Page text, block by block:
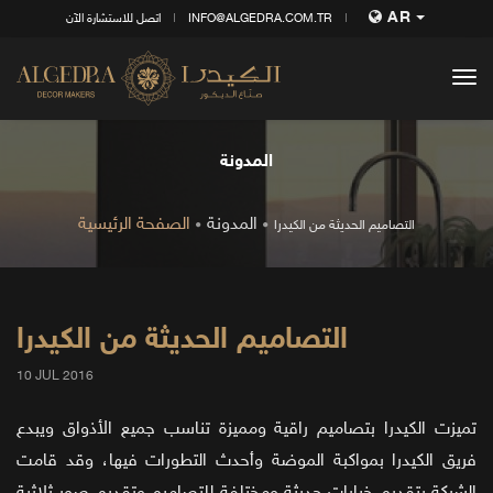
اتصل للاستشارة الآن INFO@ALGEDRA.COM.TR AR
المدونة
الصفحة الرئيسية المدونة التصاميم الحديثة من الكيدرا
التصاميم الحديثة من الكيدرا
10 JUL 2016
تميزت الكيدرا بتصاميم راقية ومميزة تناسب جميع الأذواق ويبدع
فريق الكيدرا بمواكبة الموضة وأحدث التطورات فيها، وقد قامت